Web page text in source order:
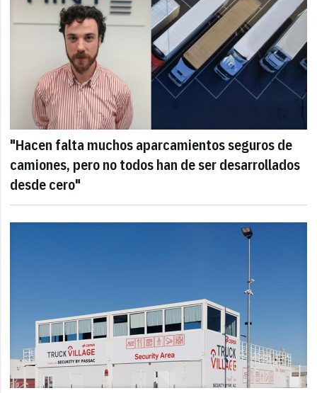
"Hacen falta muchos aparcamientos seguros de
camiones, pero no todos han de ser desarrollados
desde cero"